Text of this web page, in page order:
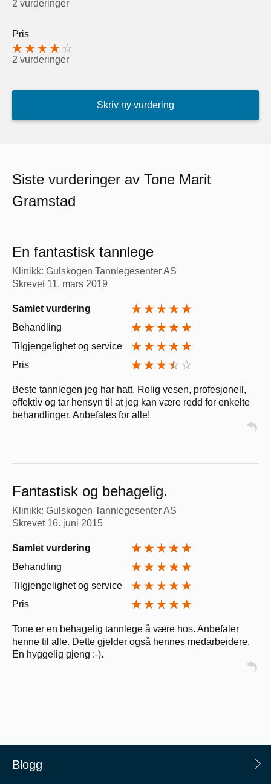
2 vurderinger
Pris
2 vurderinger
Skriv ny vurdering
Siste vurderinger av Tone Marit
Gramstad
En fantastisk tannlege
Klinikk: Gulskogen Tannlegesenter AS
Skrevet 11. mars 2019
Samlet vurdering
Behandling
Tilgjengelighet og service
Pris
Beste tannlegen jeg har hatt. Rolig vesen, profesjonell,
effektiv og tar hensyn til at jeg kan være redd for enkelte
behandlinger. Anbefales for alle!
Fantastisk og behagelig.
Klinikk: Gulskogen Tannlegesenter AS
Skrevet 16. juni 2015
Samlet vurdering
Behandling
Tilgjengelighet og service
Pris
Tone er en behagelig tannlege å være hos. Anbefaler
henne til alle. Dette gjelder også hennes medarbeidere.
En hyggelig gjeng :-).
Blogg